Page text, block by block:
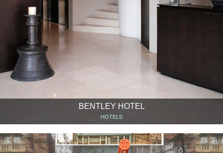
BENTLEY HOTEL
HOTELS